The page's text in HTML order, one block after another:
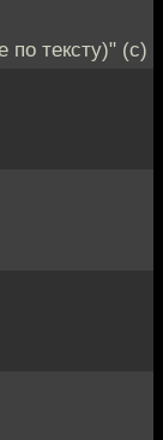
тексту)" (с)